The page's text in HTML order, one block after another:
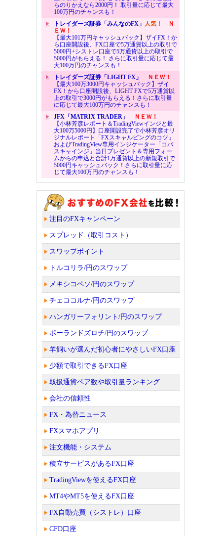
らのりかえなら2000円！ 取引量に応じて最大
100万円のチャンスも！
トレイダーズ証券「みんなのFX」 人気！
Ｎ
ＥＷ！
【最大101万円キャッシュバック】ザイFX！か
ら口座開設後、FX口座で5万通貨以上の取引で
5000円+シストレ口座で5万通貨以上の取引で
5000円がもらえる！ さらに取引量に応じて最
大100万円のチャンスも！
トレイダーズ証券「LIGHT FX」
ＮＥＷ！
【最大100万3000円キャッシュバック】ザイ
FX！から口座開設後、LIGHT FXで5万通貨以
上の取引で3000円がもらえる！さらに取引量
に応じて最大100万円のチャンスも！
JFX「MATRIX TRADER」
ＮＥＷ！
【小林芳彦レポート＆TradingViewインジと最
大100万5000円】口座開設完了で小林芳彦オリ
ジナルレポート「FXスキャルピングのコツ」
およびTradingView専用インジケーター「コバ
スキャインジ」当日プレゼント＆専用フォー
ムからの申込と合計1万通貨以上の新規取引で
5000円キャッシュバック！さらに取引量に応
じて最大100万円のチャンスも！
注目のFXキャンペーン
スプレッド（取引コスト）
スワップポイント
トルコリラ/円のスワップ
メキシコペソ/円のスワップ
チェココルナ/円のスワップ
ハンガリーフォリント/円のスワップ
ポーランドズロチ/円のスワップ
羊飼いが選んだ初心者にやさしいFX口座
少額で取引できるFX口座
取扱通貨ペア数や取引量ランキング
会社の信頼性
FX・為替ニュース
FXスマホアプリ
注文機能・システム
積立サービスがあるFX口座
TradingViewを使えるFX口座
MT4やMT5を使えるFX口座
FX自動売買（シストレ）口座
CFD口座